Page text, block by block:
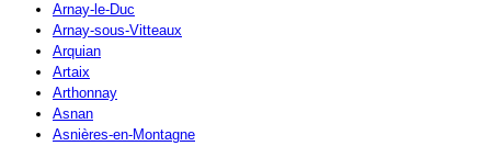
Arnay-le-Duc
Arnay-sous-Vitteaux
Arquian
Artaix
Arthonnay
Asnan
Asnières-en-Montagne